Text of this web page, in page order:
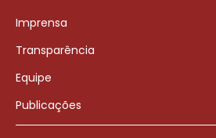
Imprensa
Transparência
Equipe
Publicações